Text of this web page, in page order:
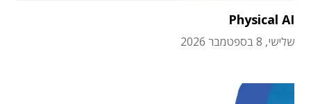
Physical AI
שלישי, 8 בספטמבר 2026